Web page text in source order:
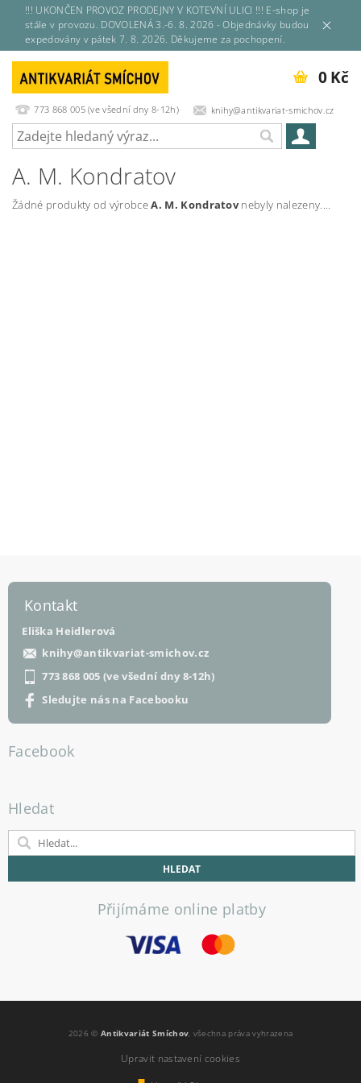
!!! UKONČEN PROVOZ PRODEJNY V KOTEVNÍ ULICI !!! E-shop je
stále v provozu. DOVOLENÁ 3.-6. 8. 2026 - Objednávky budou
expedovány v pátek 7. 8. 2026. Děkujeme za pochopení.
773 868 005 (ve všední dny 8-12h) knihy@antikvariat-smichov.cz
0 Kč
A. M. Kondratov
Žádné produkty od výrobceA. M. Kondratovnebyly nalezeny....
Kontakt
Eliška Heidlerová
knihy@antikvariat-smichov.cz
773 868 005 (ve všední dny 8-12h)
Sledujte nás na Facebooku
Facebook
Hledat
Přijímáme online platby
2026 ©Antikvariát Smíchov , všechna práva vyhrazena
Upravit nastavení cookies